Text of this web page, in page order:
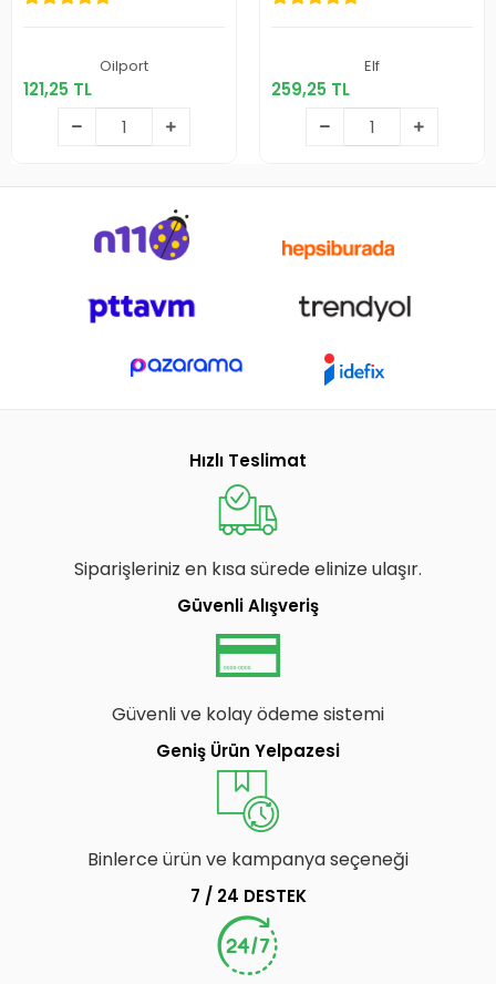
Oilport
121,25 TL
121,25 TL
Sepete Ekle
Elf
259,25 TL
259,25 TL
Sepete Ekle
Hızlı Teslimat
Siparişleriniz en kısa sürede elinize ulaşır.
Güvenli Alışveriş
Güvenli ve kolay ödeme sistemi
Geniş Ürün Yelpazesi
Binlerce ürün ve kampanya seçeneği
7 / 24 DESTEK